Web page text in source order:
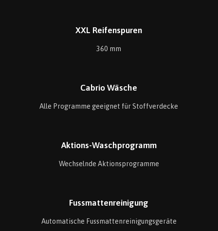
XXL Reifenspuren
360 mm
Cabrio Wäsche
Alle Programme geeignet für Stoffverdecke
Aktions-Waschprogramm
Wechselnde Aktionsprogramme
Fussmattenreinigung
Automatische Fussmattenreinigungsgeräte